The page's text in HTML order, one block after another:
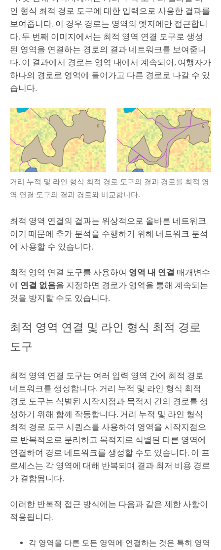
인 형식 최적 경로 도구에 대한 입력으로 사용한 결과를
보여줍니다. 이 경우 경로는 영역의 엣지에만 접근합니
다. 두 번째 이미지에서는 최적 영역 연결 도구로 생성
된 영역을 연결하는 경로의 결과 네트워크를 보여줍니
다. 이 결과에서 경로는 영역 내에서 계속되어, 여행자가
하나의 경로로 영역에 들어가고 다른 경로로 나갈 수 있
습니다.
거리 누적 및 라인 형식 최적 경로 도구의 결과 경로를 최적 영
역 연결 도구의 결과 경로와 비교합니다.
최적 영역 연결의 결과는 위상적으로 올바른 네트워크
이기 때문에 추가 분석을 수행하기 위해 네트워크 분석
에 사용할 수 있습니다.
최적 영역 연결 도구를 사용하여 영역 내 연결 매개변수
에 연결 없음을 지정하면 경로가 영역을 통해 계속되는
것을 방지할 수도 있습니다.
최적 영역 연결 및 라인 형식 최적 경로
도구
최적 영역 연결 도구는 여러 입력 영역 간에 최적 경로
네트워크를 생성합니다. 거리 누적 및 라인 형식 최적
경로 도구는 식별된 시작지점과 목적지 간의 경로를 생
성하기 위해 함께 작동합니다. 거리 누적 및 라인 형식
최적 경로 도구 시퀀스를 사용하여 영역을 시작지점으
로 반복적으로 분리하고 목적지로 식별된 다른 영역에
연결하여 경로 네트워크를 생성할 수도 있습니다. 이 프
로세스는 각 영역에 대해 반복되며 결과 최저 비용 경로
가 결합됩니다.
이러한 반복적 접근 방식에는 다음과 같은 제한 사항이
적용됩니다.
각 영역을 다른 모든 영역에 연결하는 것은 특히 영역